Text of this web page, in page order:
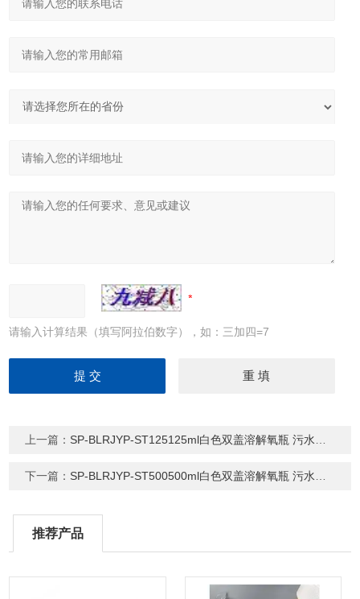
请输入计算结果（填写阿拉伯数字），如：三加四=7
上一篇： SP-BLRJYP-ST125125ml白色双盖溶解氧瓶 污水瓶 B0D水样瓶
下一篇： SP-BLRJYP-ST500500ml白色双盖溶解氧瓶 污水瓶 B0D水样瓶
推荐产品